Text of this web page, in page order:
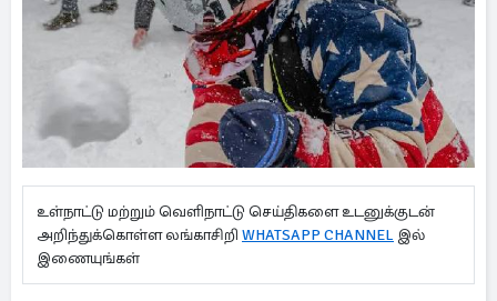
உள்நாட்டு மற்றும் வெளிநாட்டு செய்திகளை உடனுக்குடன்
அறிந்துக்கொள்ள லங்காசிறி WHATSAPP CHANNEL இல்
இணையுங்கள்